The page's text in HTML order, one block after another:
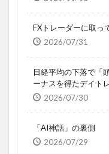
FXトレーダーに取っ
2026/07/31
日経平均の下落で「
ーナスを得たデイト
2026/07/30
「AI神話」の裏側
2026/07/29